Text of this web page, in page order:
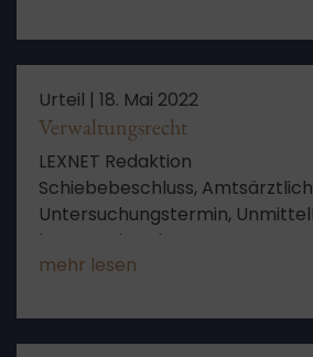
Urteil | 18. Mai 2022
Verwaltungsrecht
LEXNET Redaktion
Schiebebeschluss,
Untersuchungstermin,
bevorstehend
mehr lesen